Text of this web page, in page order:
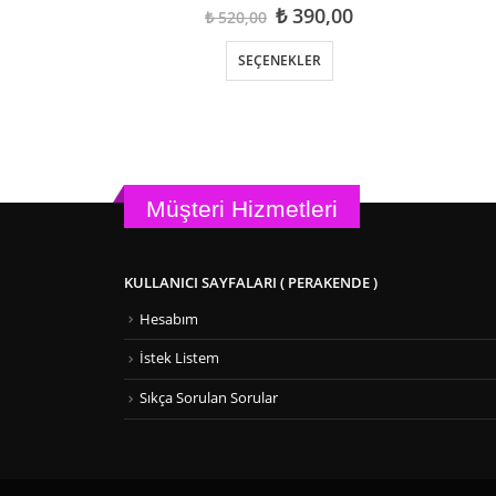
₺520,00 Orijinal
₺ 520,00.
₺390,00Şu
SEÇENEKLER
Bu ürünün birden fazla varyasyonu var. Seçenekler ürün sayfasından seçilebilir
Müşteri Hizmetleri
KULLANICI SAYFALARI ( PERAKENDE )
Hesabım
İstek Listem
Sıkça Sorulan Sorular